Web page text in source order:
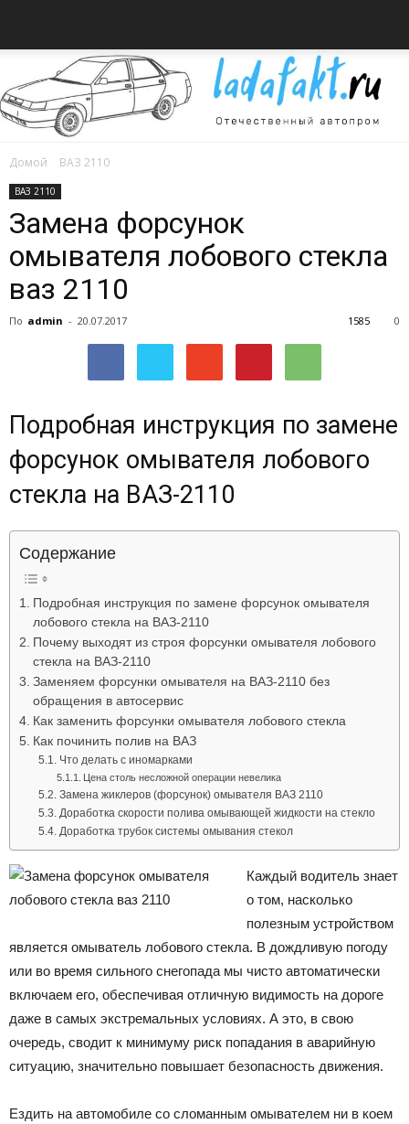
об
автомобилях
Лада
Домой ВАЗ 2110
ВАЗ 2110
Замена форсунок
омывателя лобового стекла
ваз 2110
По admin - 20.07.2017 0
1585
Подробная инструкция по замене
форсунок омывателя лобового
стекла на ВАЗ-2110
Содержание
Подробная инструкция по замене форсунок омывателя
лобового стекла на ВАЗ-2110
Почему выходят из строя форсунки омывателя лобового
стекла на ВАЗ-2110
Заменяем форсунки омывателя на ВАЗ-2110 без
обращения в автосервис
Как заменить форсунки омывателя лобового стекла
Как починить полив на ВАЗ
Что делать с иномарками
Цена столь несложной операции невелика
Замена жиклеров (форсунок) омывателя ВАЗ 2110
Доработка скорости полива омывающей жидкости на стекло
Доработка трубок системы омывания стекол
Каждый водитель знает
о том, насколько
полезным устройством
является омыватель лобового стекла. В дождливую погоду
или во время сильного снегопада мы чисто автоматически
включаем его, обеспечивая отличную видимость на дороге
даже в самых экстремальных условиях. А это, в свою
очередь, сводит к минимуму риск попадания в аварийную
ситуацию, значительно повышает безопасность движения.
Ездить на автомобиле со сломанным омывателем ни в коем